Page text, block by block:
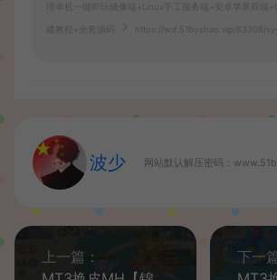
理单机一键即玩镜像端+Linux手工服务端+安卓苹果双端
建教程+全套源码 https://wd.51boshao.vip/63308/
波少 网站默认解压密码：
上一篇：
下一